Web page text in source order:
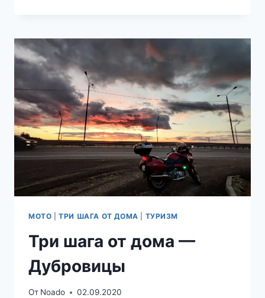
ПОЧЕМУ
МОТО |ТРИ ШАГА ОТ ДОМА ТУРИЗМ
Три шага от дома —
Дубровицы
От Noado 02.09.2020